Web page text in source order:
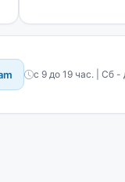
с 9 до 19 час. | Сб